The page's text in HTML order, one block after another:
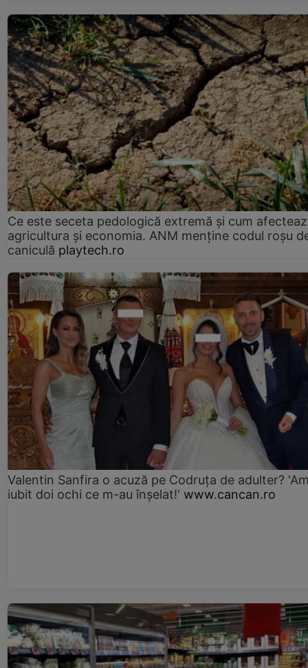
Ce este seceta pedologică extremă și cum
agricultura și economia. ANM menține codul roșu
caniculă playtech.ro
Valentin Sanfira o acuză pe Codruța de adulter?
iubit doi ochi ce m-au înșelat!' www.cancan.ro